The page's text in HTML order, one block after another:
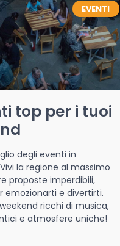
EVENTI
top per i tuoi
degli eventi in
la regione al massimo
proposte imperdibili,
emozionarti e divertirti.
ricchi di musica,
e atmosfere uniche!